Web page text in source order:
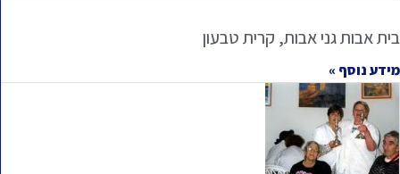
בית אבות גני אבות, קרית טבעון
מידע נוסף »